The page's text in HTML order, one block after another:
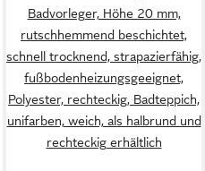
Badvorleger, Höhe 20 mm,
rutschhemmend beschichtet,
schnell trocknend, strapazierfähig,
fußbodenheizungsgeeignet,
Polyester, rechteckig, Badteppich,
unifarben, weich, als halbrund und
rechteckig erhältlich